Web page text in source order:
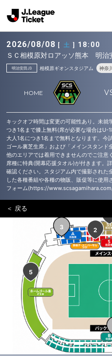
2026/08/08 [ 土 ] 18:00
ＳＣ相模原対ロアッソ熊本 明治
明治安田J3 相模原ギオンスタジアム 神奈
キックオフ時間は変更の可能性あり。未就
つき1名まで膝上無料(席が必要な場合はU-
大人1名につき1名まで無料となります。今
ゴール裏芝生席」および「メインスタン
他のエリアでは着用できませんのでご注意
席種に特典(開幕応援タオル)が付きます。
確認ください。スタジアム内で撮影された
した各種番組や各種の物販、販促等に使
フォーム(https://
＜ 戻る
2
3
5